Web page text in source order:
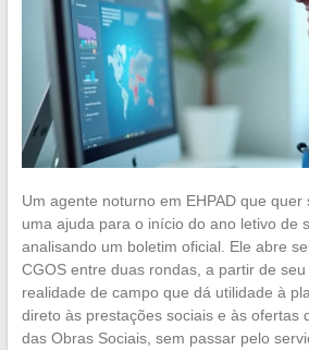
Um agente noturno em EHPAD que
uma ajuda para o início do ano letivo de
analisando um boletim oficial. Ele abre
CGOS entre duas rondas, a partir de
realidade de campo que dá utilidade à
direto às prestações sociais e às ofertas
das Obras Sociais, sem passar pelo